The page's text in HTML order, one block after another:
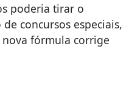
poderia tirar o
concursos especiais,
nova fórmula corrige